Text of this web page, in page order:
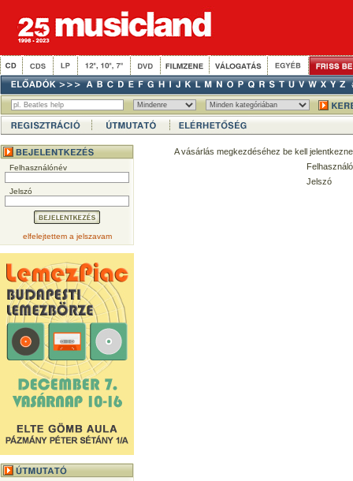
Felhasználónév
Jelszó
elfelejtettem a jelszavam
A vásárlás megkezdéséhez be kell
Jelszó